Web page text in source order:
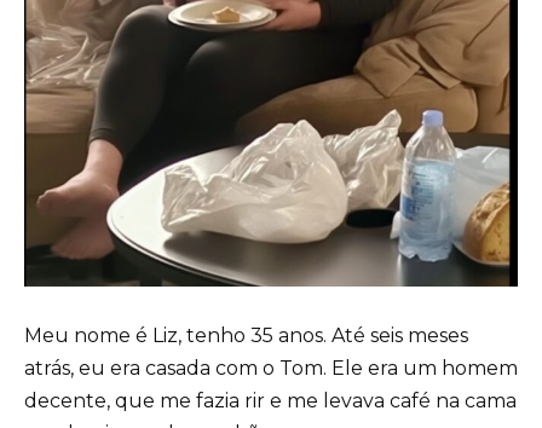
Meu nome é Liz, tenho 35 anos. Até seis meses
atrás, eu era casada com o Tom. Ele era um homem
decente, que me fazia rir e me levava café na cama